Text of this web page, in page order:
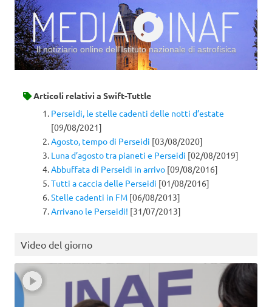
Il notiziario online dell’Istituto nazionale di astrofisica
Articoli relativi a Swift-Tuttle
Perseidi, le stelle cadenti delle notti d’estate
[09/08/2021]
Agosto, tempo di Perseidi [03/08/2020]
Luna d’agosto tra pianeti e Perseidi [02/08/2019]
Abbuffata di Perseidi in arrivo [09/08/2016]
Tutti a caccia delle Perseidi [01/08/2016]
Stelle cadenti in FM [06/08/2013]
Arrivano le Perseidi! [31/07/2013]
Video del giorno